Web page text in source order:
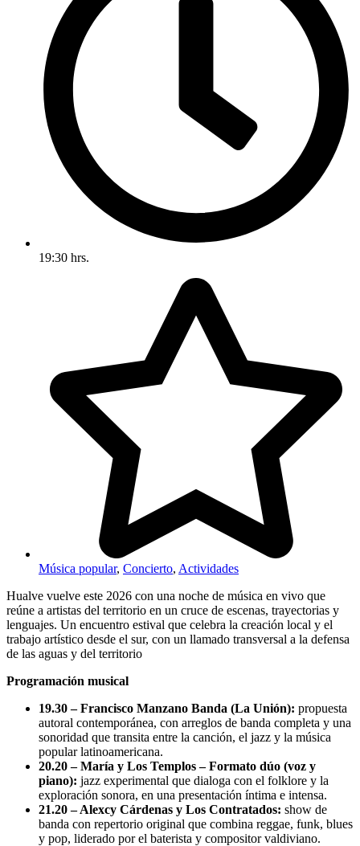
19:30 hrs.
Música popular, Concierto, Actividades
Hualve vuelve este 2026 con una noche de música en vivo que
reúne a artistas del territorio en un cruce de escenas, trayectorias y
lenguajes. Un encuentro estival que celebra la creación local y el
trabajo artístico desde el sur, con un llamado transversal a la defensa
de las aguas y del territorio
Programación musical
19.30 – Francisco Manzano Banda (La Unión): propuesta
autoral contemporánea, con arreglos de banda completa y una
sonoridad que transita entre la canción, el jazz y la música
popular latinoamericana.
20.20 – María y Los Templos – Formato dúo (voz y
piano): jazz experimental que dialoga con el folklore y la
exploración sonora, en una presentación íntima e intensa.
21.20 – Alexcy Cárdenas y Los Contratados: show de
banda con repertorio original que combina reggae, funk, blues
y pop, liderado por el baterista y compositor valdiviano.